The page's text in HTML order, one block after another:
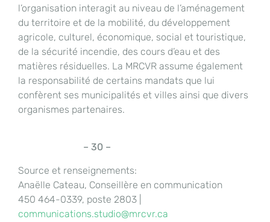
l’organisation interagit au niveau de l’aménagement
du territoire et de la mobilité, du développement
agricole, culturel, économique, social et touristique,
de la sécurité incendie, des cours d’eau et des
matières résiduelles. La MRCVR assume également
la responsabilité de certains mandats que lui
confèrent ses municipalités et villes ainsi que divers
organismes partenaires.
– 30 –
Source et renseignements:
Anaëlle Cateau, Conseillère en communication
450 464-0339, poste 2803 |
communications.studio@mrcvr.ca